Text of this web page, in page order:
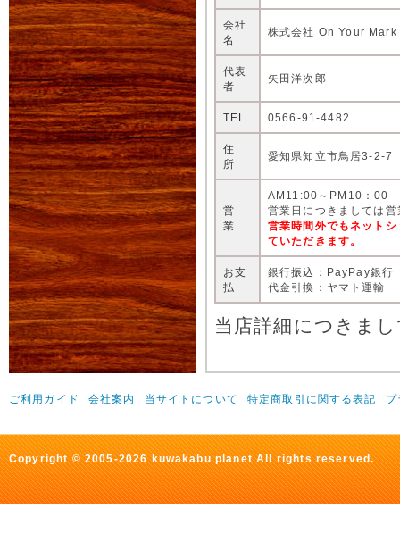
会社
名
株式会社 On Your Mark
代表
者
矢田洋次郎
TEL 0566-91-4482
住
所
愛知県知立市鳥居3-2-7
営
業
AM11:00～PM10：00
営業日につきましては
営業時間外でもネット
ていただきます。
お支
払
銀行振込：PayPay銀行
代金引換：ヤマト運輸
当店詳細につきま
ご利用ガイド 会社案内 当サイトについて 特定商取引に関する表記 プ
Copyright © 2005-2026 kuwakabu planet All rights reserved.